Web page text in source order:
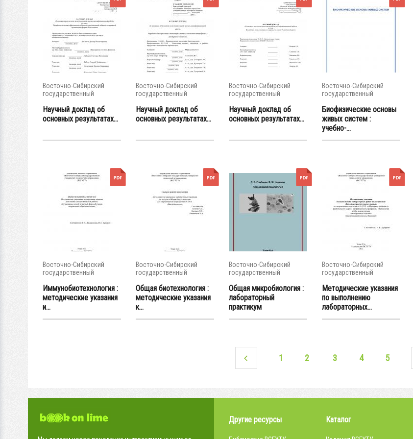
Восточно-Сибирский
государственный
Научный доклад об
основных результатах...
Восточно-Сибирский
государственный
Научный доклад об
основных результатах...
Восточно-Сибирский
государственный
Научный доклад об
основных результатах...
Восточно-Сибирский
государственный
Биофизические основы
живых систем :
учебно-...
Восточно-Сибирский
государственный
Иммунобиотехнология :
методические указания
и...
Восточно-Сибирский
государственный
Общая биотехнология :
методические указания
к...
Восточно-Сибирский
государственный
Общая микробиология :
лабораторный
практикум
Восточно-Сибирский
государственный
Методические указания
по выполнению
лабораторных...
1 2 3 4 5
Другие ресурсы Каталог